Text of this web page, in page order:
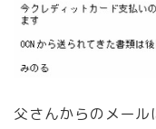
父さんからのメール